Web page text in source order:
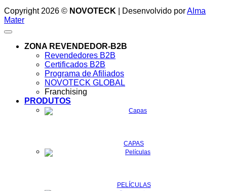
Copyright 2026 © NOVOTECK | Desenvolvido porAlma
Mater
ZONA REVENDEDOR-B2B
Revendedores B2B
Certificados B2B
Programa de Afiliados
NOVOTECK GLOBAL
Franchising
PRODUTOS
CAPAS
PELÍCULAS